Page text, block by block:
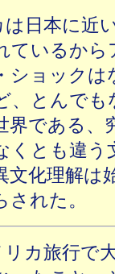
は日本に近
ているか
ショック
、とんで
界である、
くとも違
文化理解は
された。
カ旅行で